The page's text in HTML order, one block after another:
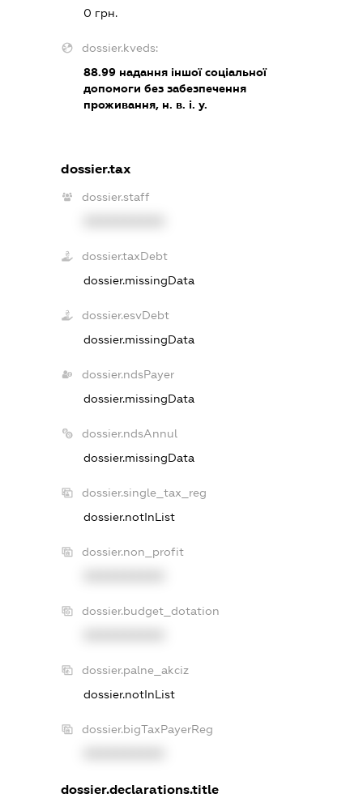
0 грн.
dossier.kveds:
88.99надання іншої соціальної
допомоги без забезпечення
проживання, н. в. і. у.
dossier.tax
dossier.staff
dossier.taxDebt
dossier.missingData
dossier.esvDebt
dossier.missingData
dossier.ndsPayer
dossier.missingData
dossier.ndsAnnul
dossier.missingData
dossier.single_tax_reg
dossier.notInList
dossier.non_profit
dossier.budget_dotation
dossier.palne_akciz
dossier.notInList
dossier.bigTaxPayerReg
dossier.declarations.title